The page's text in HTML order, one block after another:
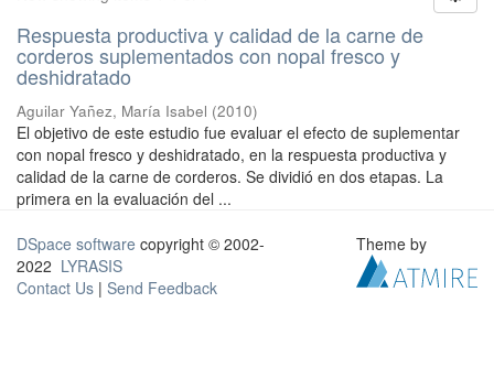
Respuesta productiva y calidad de la carne de
corderos suplementados con nopal fresco y
deshidratado
Aguilar Yañez, María Isabel (2010)
El objetivo de este estudio fue evaluar el efecto de suplementar
con nopal fresco y deshidratado, en la respuesta productiva y
calidad de la carne de corderos. Se dividió en dos etapas. La
primera en la evaluación del ...
DSpace software copyright © 2002-
2022 LYRASIS
Contact Us | Send Feedback
Theme by